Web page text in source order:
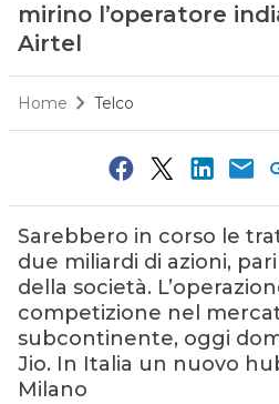
mirino l’operatore
Airtel
Home Telco
Sarebbero in corso le
due miliardi di azioni,
della società.
competizione nel
subcontinente, oggi
Jio. In Italia un nuovo
Milano